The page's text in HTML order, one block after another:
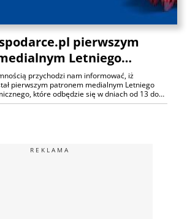
pierwszym
Letniego…
przychodzi nam informować, iż
pierwszym patronem medialnym Letniego
które odbędzie się w dniach od 13 do…
REKLAMA